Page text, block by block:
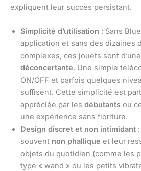
expliquent leur succès persistant.
Simplicité d’utilisation : Sans
application et sans des dizaines
complexes, ces jouets sont d’une
déconcertante. Une simple
ON/OFF et parfois quelques
suffisent. Cette simplicité est
appréciée par les débutants ou
une expérience sans fioriture.
Design discret et non intimidant
souvent non phallique et leur
objets du quotidien (comme les
type « wand » ou les petits